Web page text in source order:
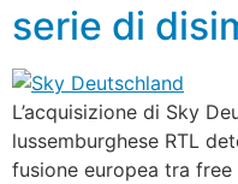
serie di
L’acquisizione di Sky
lussemburghese RTL
fusione europea tra